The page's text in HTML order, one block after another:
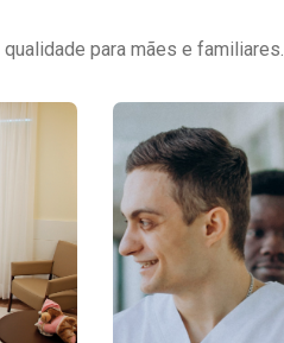
para mães e familiares.